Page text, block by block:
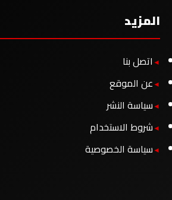
المزيد
اتصل بنا
عن الموقع
سياسة النشر
شروط الاستخدام
سياسة الخصوصية